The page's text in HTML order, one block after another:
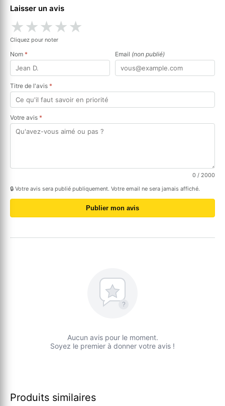
Laisser un avis
★★★★★
Cliquez pour noter
Nom * Email (non publié)
Titre de l'avis *
Votre avis *
0 / 2000
🔒 Votre avis sera publié publiquement. Votre email ne sera jamais affiché.
Publier mon avis
?
Aucun avis pour le moment.
Soyez le premier à donner votre avis !
Produits similaires